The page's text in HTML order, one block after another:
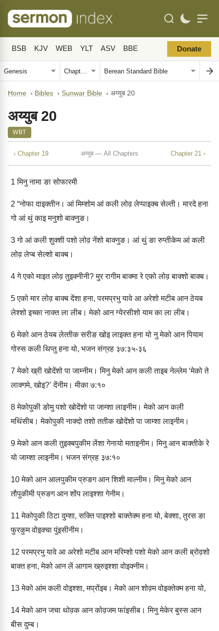
BSB KJV WEB YLT ASV BBE Donate
Home › Bibles › Sunwar Bible › अय्‍युब 20
अय्‍युब 20
WBT
‹ Chapter 19 अय्‍युब — All Chapters Chapter 21 ›
1 मिनु नामा ङा सोफारमी
2 “नोफा दाइक्‍तीन। आं मिम्‍शोम आं कली लोव़ लेप्‍पाइक्‍ब सेल्‍‍ती। मारदे हना
गो आं थुं काइ मनुशो बाक्‍नुङ।
3गो आं कली शुक्‍शी पशो लोव़ नेंशो बाक्‍नुङ। आं थुं ङा रुप्‍तीकेम आं कली
लोव़ लेप्‍ब सेल्‍शो बाक्‍ब।
4गे एको माइत लोव़ तुइक्‍नीनी? मुर रागीम बाक्‍मा रे एको लोव़ बाक्‍शो बाक्‍ब।
5एको मार लोव़ बाक्‍ब देंशा हना, परमप्रभु यावे आ अरेशो मटीब आन ठेयब
लेश्‍शो इच्‍का नाक्‍त ला लीब। मेको आन ग्‍येरसीशो याम का ला लीब।
6मेको आन ठेयब लेत्‍तीक सरीङ खोइ लाइक्‍त हना यो नु मेको आन पियाम
गोस्‍स कली थिप्‍तु हना यो, भजन संग्रह ३७:३५-३६
7 मेको ख्री खोदेंशो पा जाम्‍नीम। मिनु मेको आन कली ताइब नेल्‍लेम ‘मेको ते
लाक्‍गमे, खोइ?’ देंनीम। मीका ७:१०
8मेकोपुकी ङोमु पशो खोदेंशो पा जाम्‍शा लाइनीम। मेको आन कली
मथिंसीब। मेकोपुकी नाक्‍दो तशो ततीक खोदेंशो पा जाम्‍शा लाइनीम।
9मेको आन कली तुइक्‍बपुकीम लेंशा गेनायो मताइनीम। मिनु आन बाक्‍तीके रे
यो जाम्‍शा लाइनीम। भजन संग्रह ३७:१०
10मेको आन आलपुकीम प्रुङग आन शिशी माल्‍नीम। मिनु मेको आन
तौपुकीमी प्रुङग आन शोंप लाइश्‍शा गेनीम।
11 मेकोपुकी ठिटा दुम्‍शा, सक्ति पाइश्‍शो बाक्‍तेक्‍म हना यो, बेक्‍शा, तुरस ङा
फुरकुम वोइक्‍चा पुंइसीनीम।
12 परमप्रभु यावे आ अरेशो मटीब आन मरिम्‍शो पशो मेको आन कली ब्रोव़शो
बाक्‍त हना, मेको आन लें आगाम ख्रुइश्‍शा वोइक्‍नीम।
13मेको आंम कली वोइश्‍शा, मप्रोंइब। मेको आन शोव़म वोइक्‍तेक्‍म हना यो,
14मेको आन जचा थोव़क आन कोव़जम फांइसीब। मिनु मेकेर बुस्‍स आन
बीस दुम्‍ब।